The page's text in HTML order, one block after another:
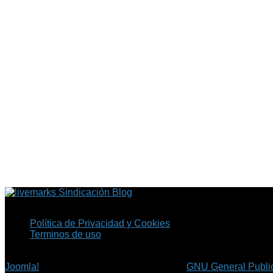
Sindicación Blog
Política de Privacidad y Cookies
Terminos de uso
Joomla!
GNU General